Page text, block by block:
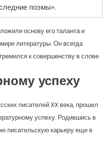
поэмы».
основу его таланта и
литературы. Он всегда
к совершенству в слове.
успеху
писателей XX века, прошел
успеху. Родившись в
писательскую карьеру еще в